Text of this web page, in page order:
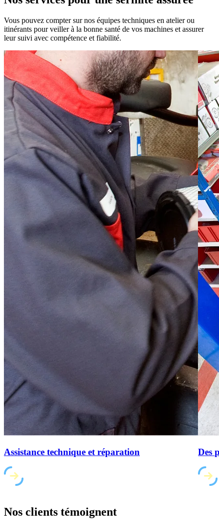
Vous pouvez compter sur nos équipes techniques en atelier ou
itinérants pour veiller à la bonne santé de vos machines et assurer
leur suivi avec compétence et fiabilité.
Assistance technique et réparation Des
Nos clients témoignent